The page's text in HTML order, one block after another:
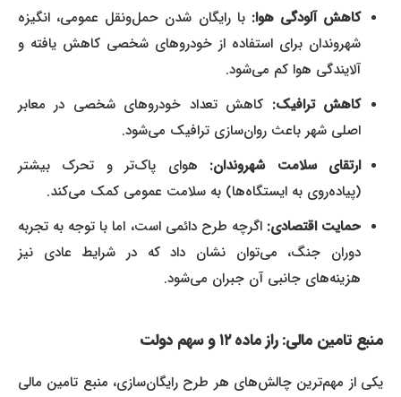
کاهش آلودگی هوا:با رایگان شدن حمل‌ونقل عمومی، انگیزه
شهروندان برای استفاده از خودروهای شخصی کاهش یافته و
آلایندگی هوا کم می‌شود.
کاهش ترافیک:کاهش تعداد خودروهای شخصی در معابر
اصلی شهر باعث روان‌سازی ترافیک می‌شود.
ارتقای سلامت شهروندان:هوای پاک‌تر و تحرک بیشتر
(پیاده‌روی به ایستگاه‌ها) به سلامت عمومی کمک می‌کند.
حمایت اقتصادی:اگرچه طرح دائمی است، اما با توجه به تجربه
دوران جنگ، می‌توان نشان داد که در شرایط عادی نیز
هزینه‌های جانبی آن جبران می‌شود.
منبع تامین مالی: راز ماده ۱۲ و سهم دولت
یکی از مهم‌ترین چالش‌های هر طرح رایگان‌سازی، منبع تامین مالی